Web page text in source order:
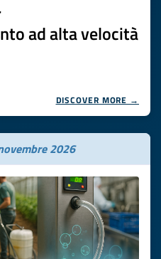
ad alta velocità
DISCOVER MORE →
2026